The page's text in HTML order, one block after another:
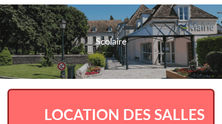
Scolaire
LOCATION DES SALLES